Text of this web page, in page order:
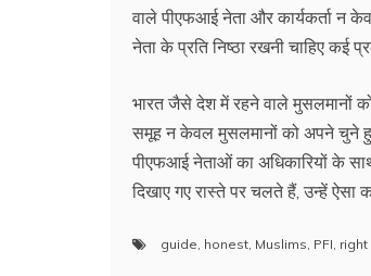
वाले पीएफआई नेता और कार्यकर्ता न
नेता के प्रति निष्ठा रखनी चाहिए
भारत जैसे देश में रहने वाले मुसलमानों
समूह न केवल मुसलमानों को अपने चुने
पीएफआई नेताओं का अधिकारियों के
दिखाए गए रास्ते पर चलते हैं, उन्हें ऐसा
guide honest Muslims PFI right